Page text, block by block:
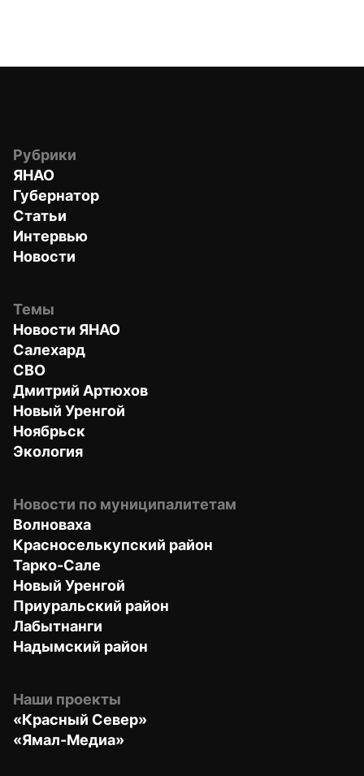
Рубрики
ЯНАО
Губернатор
Статьи
Интервью
Новости
Темы
Новости ЯНАО
Салехард
СВО
Дмитрий Артюхов
Новый Уренгой
Ноябрьск
Экология
Новости по муниципалитетам
Волноваха
Красноселькупский район
Тарко-Сале
Новый Уренгой
Приуральский район
Лабытнанги
Надымский район
Наши проекты
«Красный Север»
«Ямал-Медиа»